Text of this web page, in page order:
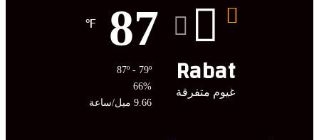
Rabat
غيوم متفرقة
87
℉
87º - 79º
66%
9.66 ميل/ساعة